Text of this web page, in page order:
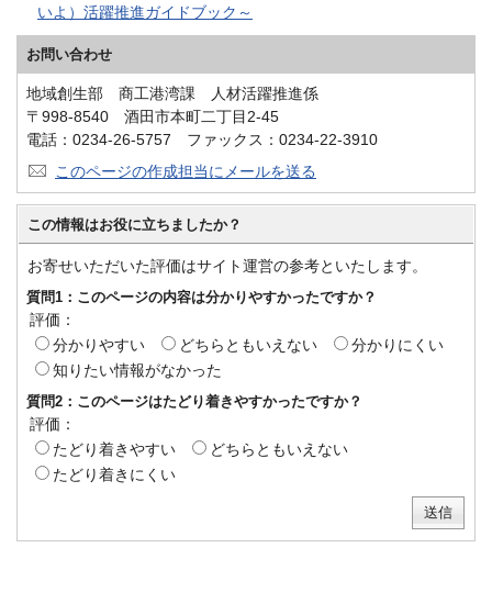
いよ）活躍推進ガイドブック～
お問い合わせ
地域創生部 商工港湾課 人材活躍推進係
〒998-8540 酒田市本町二丁目2-45
電話：0234-26-5757 ファックス：0234-22-3910
このページの作成担当にメールを送る
この情報はお役に立ちましたか？
お寄せいただいた評価はサイト運営の参考といたします。
質問1：このページの内容は分かりやすかったですか？
評価：
分かりやすい
どちらともいえない
分かりにくい
知りたい情報がなかった
質問2：このページはたどり着きやすかったですか？
評価：
たどり着きやすい
どちらともいえない
たどり着きにくい